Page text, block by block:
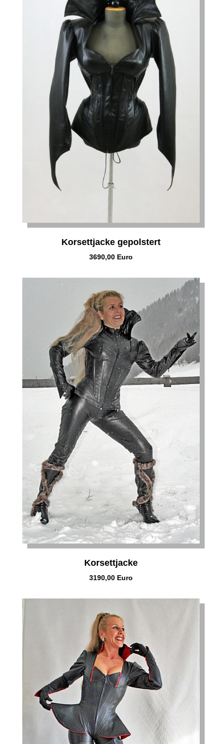
Korsettjacke gepolstert
3690,00 Euro
Korsettjacke
3190,00 Euro